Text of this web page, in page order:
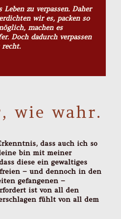
zu verpassen. Daher
wir es, packen so
machen es
Doch dadurch verpassen
recht.
wie wahr.
dass auch ich so
bin mit meiner
diese ein gewaltiges
– und dennoch in den
gefangenen –
ist von all den
fühlt von all dem